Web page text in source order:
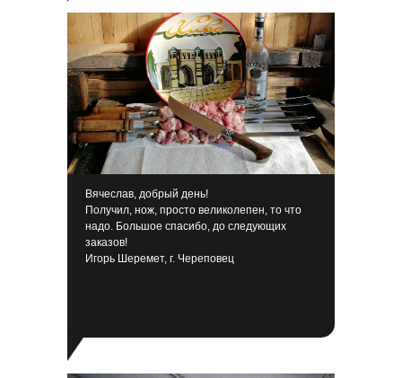
Вячеслав, добрый день!
Получил, нож, просто великолепен, то что
надо. Большое спасибо, до следующих
заказов!
Игорь Шеремет, г. Череповец